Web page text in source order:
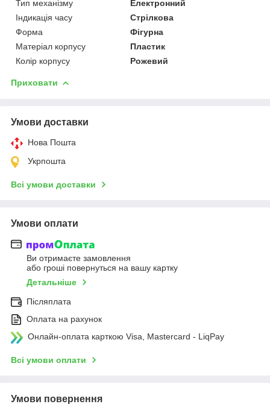
Тип механізму
Електронний
Індикація часу
Стрілкова
Форма
Фігурна
Матеріал корпусу
Пластик
Колір корпусу
Рожевий
Приховати
Умови доставки
Нова Пошта
Укрпошта
Всі умови доставки
Умови оплати
Ви отримаєте замовлення
або гроші повернуться на вашу картку
Детальніше
Післяплата
Оплата на рахунок
Онлайн-оплата карткою Visa, Mastercard - LiqPay
Всі умови оплати
Умови повернення